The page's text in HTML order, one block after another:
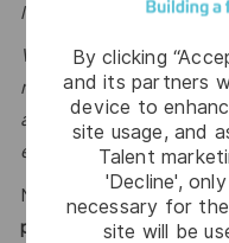
By clicking
and its partners
device to
site usage, and
Talent
'Decline',
necessary for
site will be
la construction d'un
Vous travaillerez sur
mêlant sécurité
amélioration continue et
environnement
Nous sommes toujours
plus, postulez!